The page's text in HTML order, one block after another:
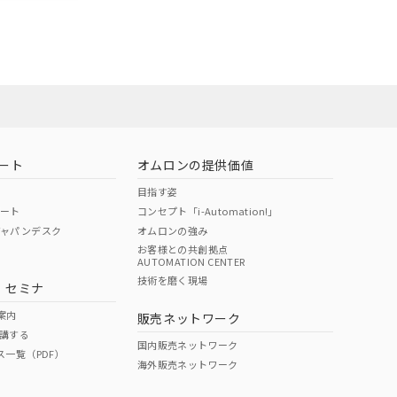
O O
ト
ト
パンデスク
セミナ
内
する
覧（PDF）
オムロンの提供価値
目指す姿
コンセプト「i-Automation!」
オムロンの強み
お客様との共創拠点
AUTOMATION CENTER
技術を磨く現場
販売ネットワーク
国内販売ネットワーク
海外販売ネットワーク